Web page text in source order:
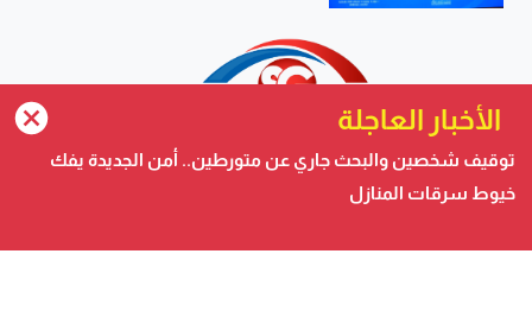
safigoud media
الأخبار العاجلة
توقيف شخصين والبحث جاري عن متورطين.. أمن الجديدة يفك
خيوط سرقات المنازل
ارتفاع أسعار المواد البترولية.. دعم استثنائي المباشر لمهنيي النقل
الطرقي للأشخاص والبضائع